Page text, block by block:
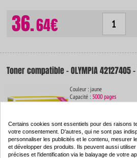
36.64€
Toner compatible - OLYMPIA 42127405
Couleur : jaune
Capacité :5000 pages
Certains cookies sont essentiels pour des raisons
votre consentement. D'autres, qui ne sont pas
personnaliser les publicités et le contenu, mesurer
et développer des produits. Ils peuvent aussi
précises et l'identification via le balayage de votre